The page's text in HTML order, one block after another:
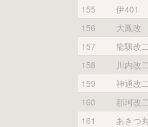
155
伊401
156
大鳳改
157
龍驤改
158
川内改
159
神通改
160
那珂改
161
あきつ